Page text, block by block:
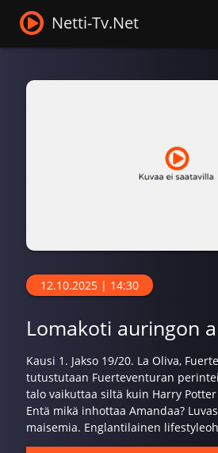
Netti-Tv.Net
12.10.2025 | 14:30
Lomakoti auringon
Kausi 1. Jakso 19/20. La Oliva,
tutustutaan Fuerteventuran
talo vaikuttaa siltä kuin Harry
Entä mikä inhottaa Amandaa?
maisemia. Englantilainen